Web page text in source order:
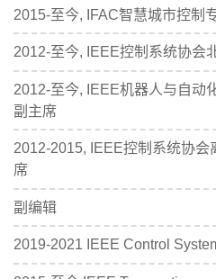
2015-至今, IFAC智慧城市控制
2012-至今, IEEE控制系统协会
2012-至今, IEEE机器人与自动
副主席
2012-2015, IEEE控制系统协
席
副编辑
2019-2021 IEEE Control